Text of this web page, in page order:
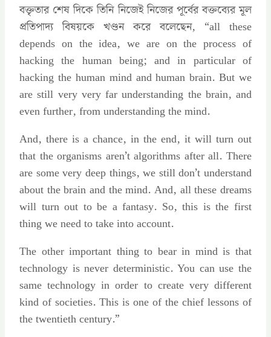
বক্তৃতার শেষ দিকে তিনি নিজেই নিজের পূর্বের বক্তব্যের মূল
প্রতিপাদ্য বিষয়কে খণ্ডন করে বলেছেন, “all these
depends on the idea, we are on the process of
hacking the human being; and in particular of
hacking the human mind and human brain. But we
are still very very far understanding the brain, and
even further, from understanding the mind.
And, there is a chance, in the end, it will turn out
that the organisms aren’t algorithms after all. There
are some very deep things, we still don’t understand
about the brain and the mind. And, all these dreams
will turn out to be a fantasy. So, this is the first
thing we need to take into account.
The other important thing to bear in mind is that
technology is never deterministic. You can use the
same technology in order to create very different
kind of societies. This is one of the chief lessons of
the twentieth century.”